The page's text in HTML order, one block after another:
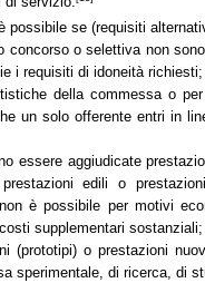
possibile se (requisiti
concorso o selettiva non
i requisiti di idoneità richiesti;
della commessa o
un solo offerente entri in
essere aggiudicate
prestazioni edili o
è possibile per motivi
supplementari sostanziali;
(prototipi) o prestazioni
sperimentale, di ricerca, di